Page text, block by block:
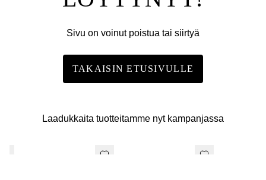
Sivu on voinut poistua tai siirtyä
TAKAISIN ETUSIVULLE
Laadukkaita tuotteitamme nyt kampanjassa